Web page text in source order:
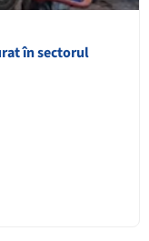
în sectorul